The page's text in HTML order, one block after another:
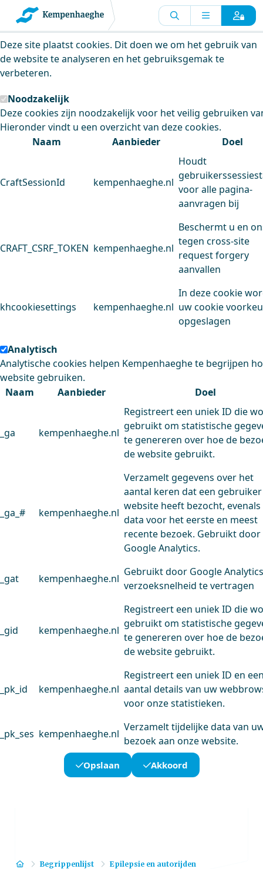
Kempenhaeghe maakt gebruik van
cookies
Deze site plaatst cookies. Dit doen we om het gebruik van
de website te analyseren en het gebruiksgemak te
verbeteren.
Noodzakelijk
Deze cookies zijn noodzakelijk voor het veilig gebruiken
Hieronder vindt u een overzicht van deze cookies.
Naam
Aanbieder Doel
CraftSessionId kempenhaeghe.nl
Houdt
voor alle pagina-
aanvragen bij
CRAFT_CSRF_TOKEN kempenhaeghe.nl
Beschermt u en
tegen cross-site
request forgery
aanvallen
khcookiesettings kempenhaeghe.nl
In deze cookie
uw cookie
opgeslagen
Analytisch
Analytische cookies helpen Kempenhaeghe te begrijpen
website gebruiken.
Naam
Aanbieder Doel
_ga kempenhaeghe.nl
Registreert een uniek ID die
gebruikt om statistische
te genereren over hoe de
de website gebruikt.
_ga_# kempenhaeghe.nl
Verzamelt gegevens over het
aantal keren dat een
website heeft bezocht, evenals
data voor het eerste en meest
recente bezoek. Gebruikt door
Google Analytics.
_gat kempenhaeghe.nl
Gebruikt door Google
verzoeksnelheid te vertragen
_gid kempenhaeghe.nl
Registreert een uniek ID die
gebruikt om statistische
te genereren over hoe de
de website gebruikt.
_pk_id kempenhaeghe.nl
Registreert een uniek ID en
aantal details van uw
voor onze statistieken.
_pk_ses kempenhaeghe.nl
Verzamelt tijdelijke data van
bezoek aan onze website.
Opslaan Akkoord
HomeBegrippenlijst Epilepsie en autorijden